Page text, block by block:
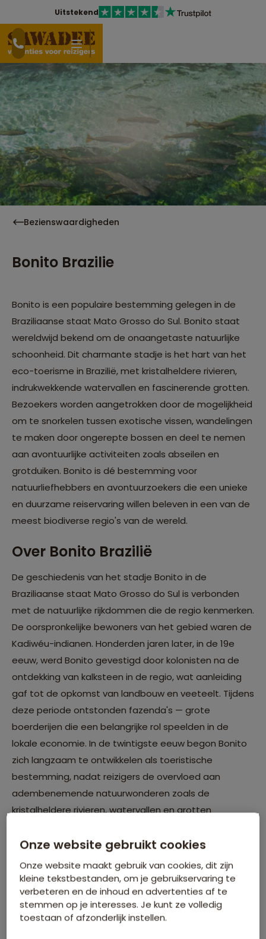
Uitstekend
Bezienswaardigheden
Bonito Brazilie
Bonito is een populaire bestemming gelegen in de
Braziliaanse staat Mato Grosso do Sul. Bonito staat
wereldwijd bekend om de onaangetaste natuurlijke
schoonheid. Dit charmante stadje is het hart van het
eco-toerisme in Brazilië, met kristalheldere rivieren,
indrukwekkende watervallen en fascinerende grotten.
Bezoekers worden aangetrokken door de mogelijkheid
om te snorkelen tussen exotische vissen, wandelingen
te maken door ongerepte bossen en deel te nemen
aan avontuurlijke activiteiten zoals abseilen en
grotduiken. Bonito is dé bestemming voor
natuurliefhebbers en avontuurzoekers die een unieke
en duurzame reiservaring willen beleven in een van de
meest biodiverse regio's van de wereld.
Over Bonito Brazilië
De geschiedenis van het stadje Bonito in de
Braziliaanse staat Mato Grosso do Sul is verbonden
met de natuurlijke rijkdommen die de regio kenmerken.
De oorspronkelijke bewoners van het gebied waren de
Kadiwéu-indianen. Honderden jaren later, in de 19e
eeuw, werd Bonito gevestigd door kolonisten na de
ontdekking van kalksteen in de regio, wat aanleiding
gaf tot de opkomst van landbouw en veeteelt. Tijdens
deze periode ontstonden fazenda's — grote
boerderijen die een belangrijke rol speelden in de
lokale economie. In de twintigste eeuw begon Bonito
zich langzaam te ontwikkelen als toeristische
bestemming, nadat reizigers de overvloed aan
adembenemende natuurwonderen zoals de
kristalheldere rivieren, watervallen en grotten
uitzonderlijke natuurlijke schoonheid kwam in 1978 toen
Bonito de status verwierf van ecotoerisme centrum,
wat een belangrijke impuls gaf voor verdere
ontwikkeling en behoud van het plaatselijke milieu.
Vandaag de dag staat Bonito bekend als één van de
toonaangevende ecotoerisme bestemmingen in
Onze website gebruikt cookies
Onze website maakt gebruik van cookies, dit zijn
kleine tekstbestanden, om je gebruikservaring te
verbeteren en de inhoud en advertenties af te
stemmen op je interesses. Je kunt ze volledig
toestaan of afzonderlijk instellen.